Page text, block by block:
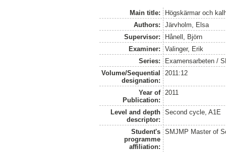
Main title:
Högskärmar och
Authors:
Järvholm, Elsa
Supervisor:
Hånell, Björn
Examiner:
Valinger, Erik
Series:
Examensarbeten /
Volume/Sequential
designation:
2011:12
Year of
Publication:
2011
Level and depth
descriptor:
Second cycle, A1E
Student's
programme
affiliation:
SMJMP Master of